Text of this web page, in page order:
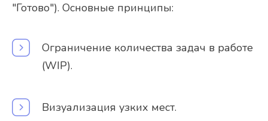
"Готово"). Основные принципы:
Ограничение количества задач в работе
(WIP).
Визуализация узких мест.